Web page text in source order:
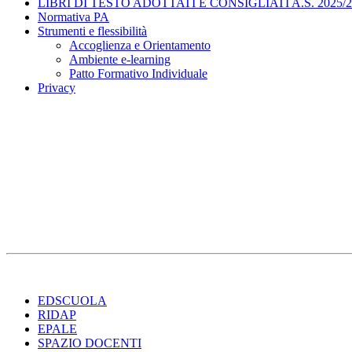
Normativa PA
Strumenti e flessibilità
Accoglienza e Orientamento
Ambiente e-learning
Patto Formativo Individuale
Privacy
EDSCUOLA
RIDAP
EPALE
SPAZIO DOCENTI